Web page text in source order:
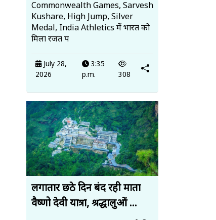
Commonwealth Games, Sarvesh
Kushare, High Jump, Silver
Medal, India Athletics में भारत को
मिला रजत प
July 28,
2026
3:35
p.m.
308
लगातार छठे दिन बंद रही माता
वैष्णो देवी यात्रा, श्रद्धालुओं ...